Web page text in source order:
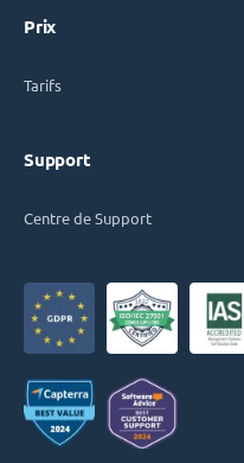
Prix
Tarifs
Support
Centre de Support